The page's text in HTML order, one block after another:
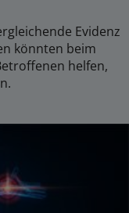
Evidenz
könnten beim
helfen,